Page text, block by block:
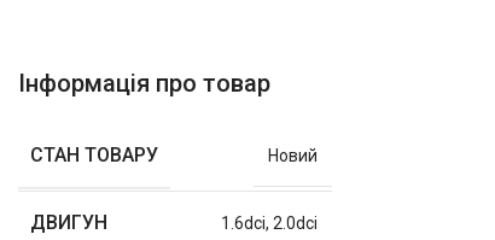
Інформація про товар
СТАН ТОВАРУ Новий
ДВИГУН 1.6dci, 2.0dci